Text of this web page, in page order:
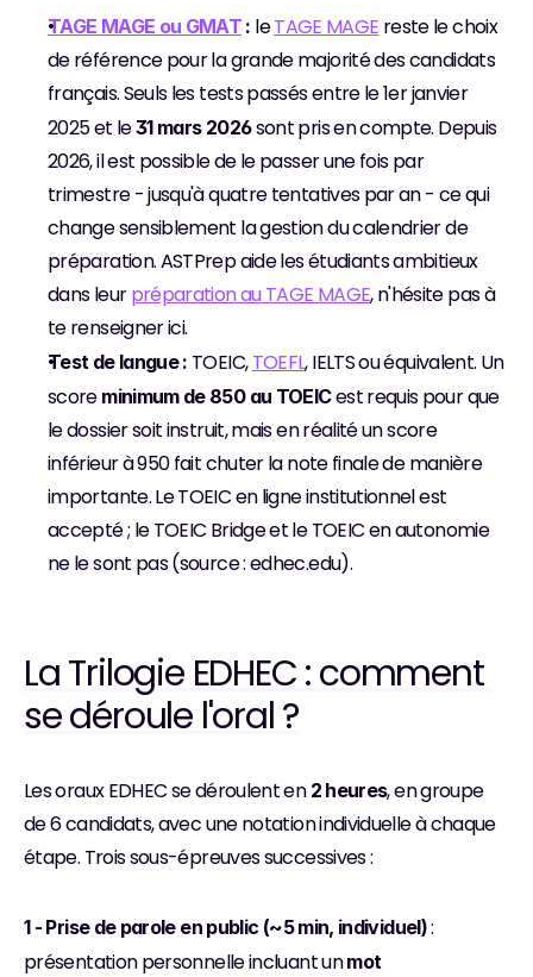
TAGE MAGE ou GMAT : le TAGE MAGE reste le choix
de référence pour la grande majorité des candidats
français. Seuls les tests passés entre le 1er janvier
2025 et le 31 mars 2026 sont pris en compte. Depuis
2026, il est possible de le passer une fois par
trimestre - jusqu'à quatre tentatives par an - ce qui
change sensiblement la gestion du calendrier de
préparation. ASTPrep aide les étudiants ambitieux
dans leur préparation au TAGE MAGE, n'hésite pas à
te renseigner ici.
Test de langue : TOEIC, TOEFL, IELTS ou équivalent. Un
score minimum de 850 au TOEIC est requis pour que
le dossier soit instruit, mais en réalité un score
inférieur à 950 fait chuter la note finale de manière
importante. Le TOEIC en ligne institutionnel est
accepté ; le TOEIC Bridge et le TOEIC en autonomie
ne le sont pas (source : edhec.edu).
La Trilogie EDHEC : comment
se déroule l'oral ?
Les oraux EDHEC se déroulent en 2 heures, en groupe
de 6 candidats, avec une notation individuelle à chaque
étape. Trois sous-épreuves successives :
1 - Prise de parole en public (~5 min, individuel) :
présentation personnelle incluant un mot